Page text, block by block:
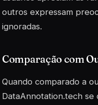
outros expressam
ignoradas.
Comparação com
Quando comparado a
DataAnnotation.tech se